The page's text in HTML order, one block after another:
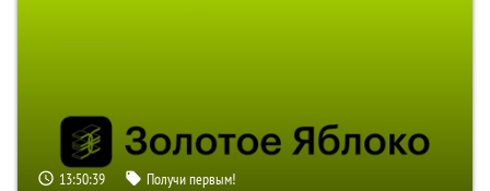
13:50:38 Получи первым!